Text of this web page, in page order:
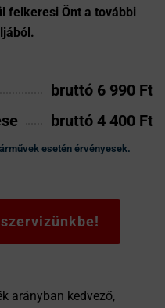
felkeresi Önt a további
bruttó 6 990 Ft
bruttó 4 400 Ft
esetén érvényesek.
arányban kedvező,